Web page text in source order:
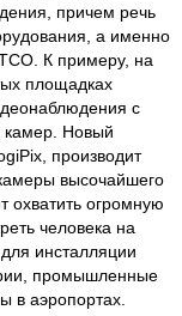
причем речь
а именно
К примеру, на
площадках
с
камер. Новый
производит
высочайшего
охватить огромную
человека на
инсталляции
промышленные
в аэропортах.